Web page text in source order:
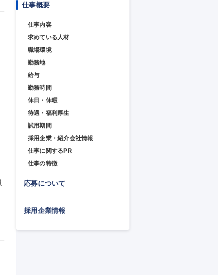
仕事概要
仕事内容
求めている人材
職場環境
勤務地
給与
勤務時間
休日・休暇
待遇・福利厚生
試用期間
採用企業・紹介会社情報
仕事に関するPR
仕事の特徴
応募について
採用企業情報